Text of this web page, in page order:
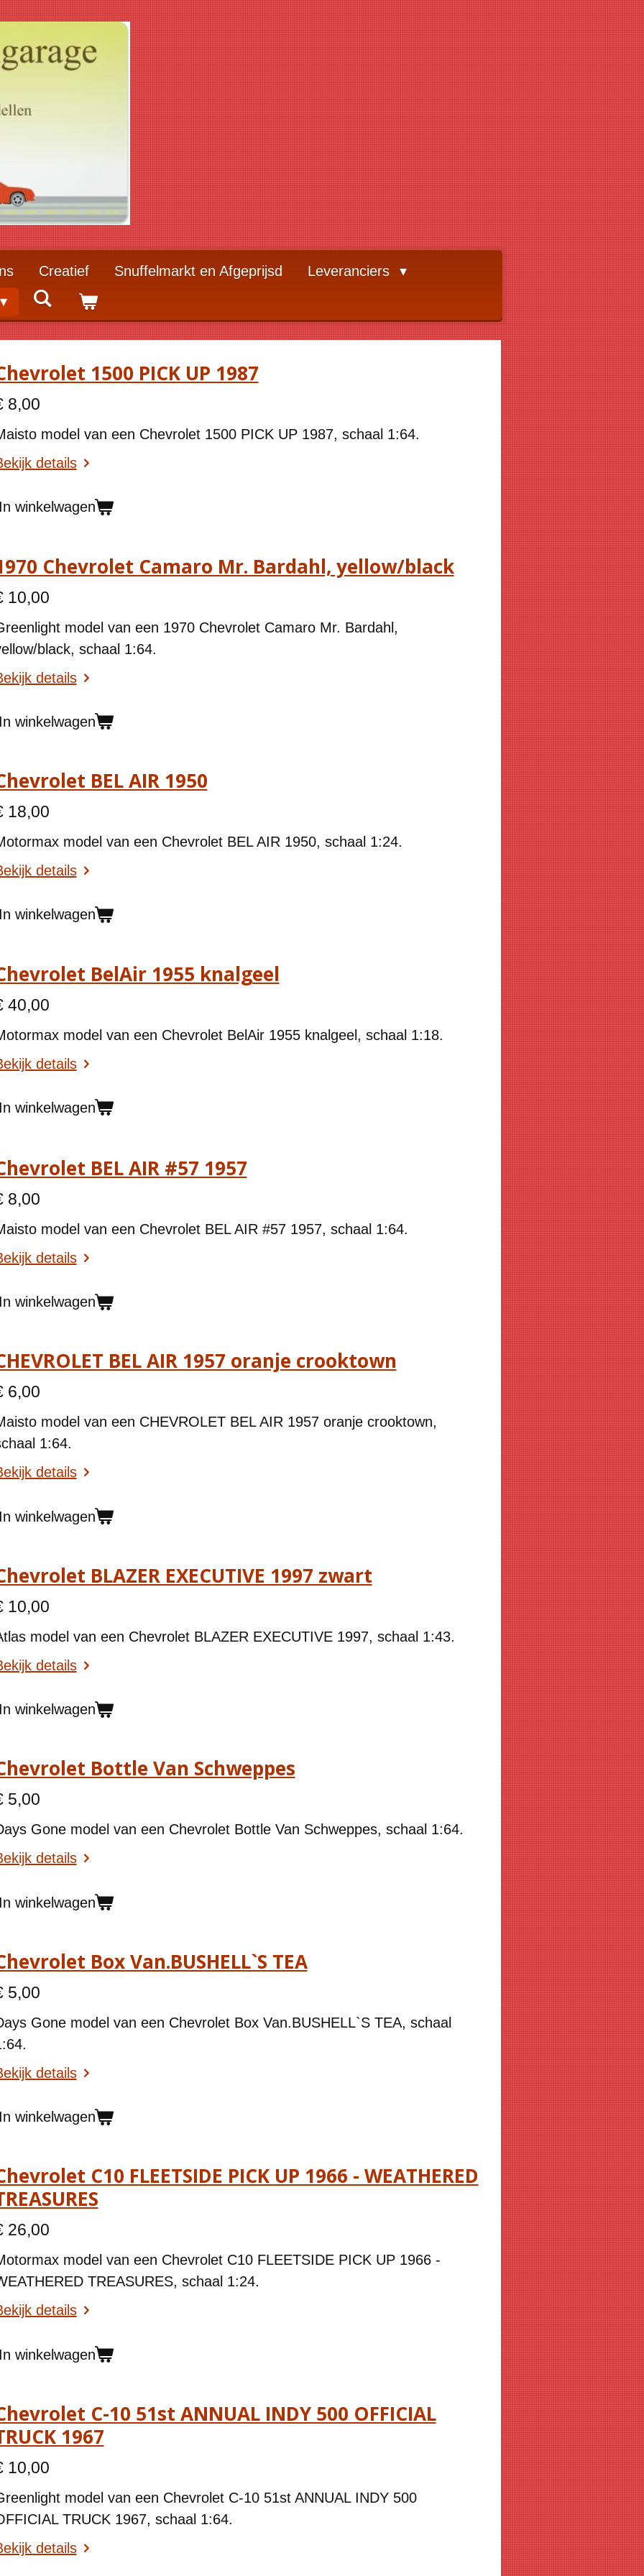
Creatief Snuffelmarkt en Afgeprijsd Leveranciers
1500 PICK UP 1987
8,00
model van een Chevrolet 1500 PICK UP 1987, schaal 1:64.
details
winkelwagen
Chevrolet Camaro Mr. Bardahl, yellow/black
10,00
model van een 1970 Chevrolet Camaro Mr. Bardahl,
black, schaal 1:64.
details
winkelwagen
BEL AIR 1950
18,00
model van een Chevrolet BEL AIR 1950, schaal 1:24.
details
winkelwagen
BelAir 1955 knalgeel
40,00
model van een Chevrolet BelAir 1955 knalgeel, schaal 1:18.
details
winkelwagen
BEL AIR #57 1957
8,00
model van een Chevrolet BEL AIR #57 1957, schaal 1:64.
details
winkelwagen
BEL AIR 1957 oranje crooktown
6,00
model van een CHEVROLET BEL AIR 1957 oranje crooktown,
1:64.
details
winkelwagen
BLAZER EXECUTIVE 1997 zwart
10,00
model van een Chevrolet BLAZER EXECUTIVE 1997, schaal 1:43.
details
winkelwagen
Bottle Van Schweppes
5,00
Gone model van een Chevrolet Bottle Van Schweppes, schaal 1:64.
details
winkelwagen
Box Van.BUSHELL`S TEA
5,00
Gone model van een Chevrolet Box Van.BUSHELL`S TEA, schaal
details
winkelwagen
C10 FLEETSIDE PICK UP 1966 - WEATHERED
26,00
model van een Chevrolet C10 FLEETSIDE PICK UP 1966 -
TREASURES, schaal 1:24.
details
winkelwagen
C-10 51st ANNUAL INDY 500 OFFICIAL
1967
10,00
model van een Chevrolet C-10 51st ANNUAL INDY 500
TRUCK 1967, schaal 1:64.
details